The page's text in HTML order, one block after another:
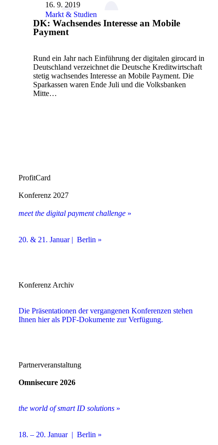
16. 9. 2019
Markt & Studien
DK: Wachsendes Interesse an Mobile
Payment
Rund ein Jahr nach Einführung der digitalen girocard in
Deutschland verzeichnet die Deutsche Kreditwirtschaft
stetig wachsendes Interesse an Mobile Payment. Die
Sparkassen waren Ende Juli und die Volksbanken
Mitte…
ProfitCard
Konferenz 2027
meet the digital payment challenge »
20. & 21. Januar | Berlin »
Konferenz Archiv
Die Präsentationen der vergangenen Konferenzen stehen
Ihnen hier als PDF-Dokumente zur Verfügung.
Partnerveranstaltung
Omnisecure 2026
the world of smart ID solutions »
18. – 20. Januar | Berlin »